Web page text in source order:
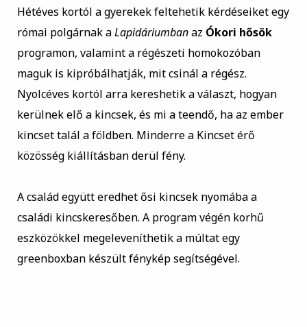
Hétéves kortól a gyerekek feltehetik kérdéseiket egy
római polgárnak aLapidáriumbanaz Ókori hősök
programon, valamint a régészeti homokozóban
maguk is kipróbálhatják, mit csinál a régész.
Nyolcéves kortól arra kereshetik a választ, hogyan
kerülnek elő a kincsek, és mi a teendő, ha az ember
kincset talál a földben. Minderre a Kincset érő
közösség kiállításban derül fény.
A család együtt eredhet ősi kincsek nyomába a
családi kincskeresőben. A program végén korhű
eszközökkel megeleveníthetik a múltat egy
greenboxban készült fénykép segítségével.